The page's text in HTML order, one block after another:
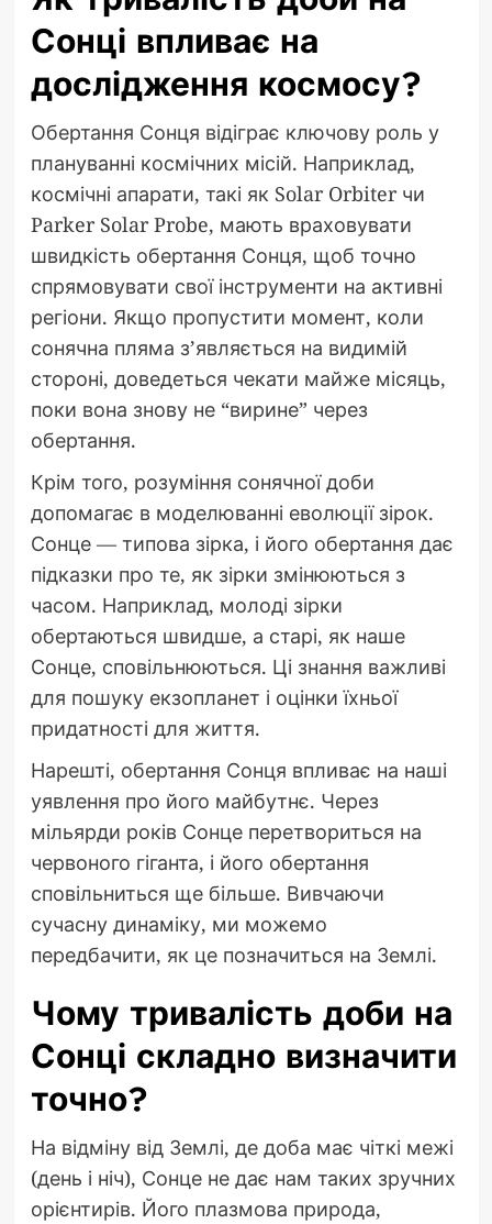
Сонці впливає на
дослідження космосу?
Обертання Сонця відіграє ключову роль у
плануванні космічних місій. Наприклад,
космічні апарати, такі як Solar Orbiter чи
Parker Solar Probe, мають враховувати
швидкість обертання Сонця, щоб точно
спрямовувати свої інструменти на активні
регіони. Якщо пропустити момент, коли
сонячна пляма з’являється на видимій
стороні, доведеться чекати майже місяць,
поки вона знову не “вирине” через
обертання.
Крім того, розуміння сонячної доби
допомагає в моделюванні еволюції зірок.
Сонце — типова зірка, і його обертання дає
підказки про те, як зірки змінюються з
часом. Наприклад, молоді зірки
обертаються швидше, а старі, як наше
Сонце, сповільнюються. Ці знання важливі
для пошуку екзопланет і оцінки їхньої
придатності для життя.
Нарешті, обертання Сонця впливає на наші
уявлення про його майбутнє. Через
мільярди років Сонце перетвориться на
червоного гіганта, і його обертання
сповільниться ще більше. Вивчаючи
сучасну динаміку, ми можемо
передбачити, як це позначиться на Землі.
Чому тривалість доби на
Сонці складно визначити
точно?
На відміну від Землі, де доба має чіткі межі
(день і ніч), Сонце не дає нам таких зручних
орієнтирів. Його плазмова природа,